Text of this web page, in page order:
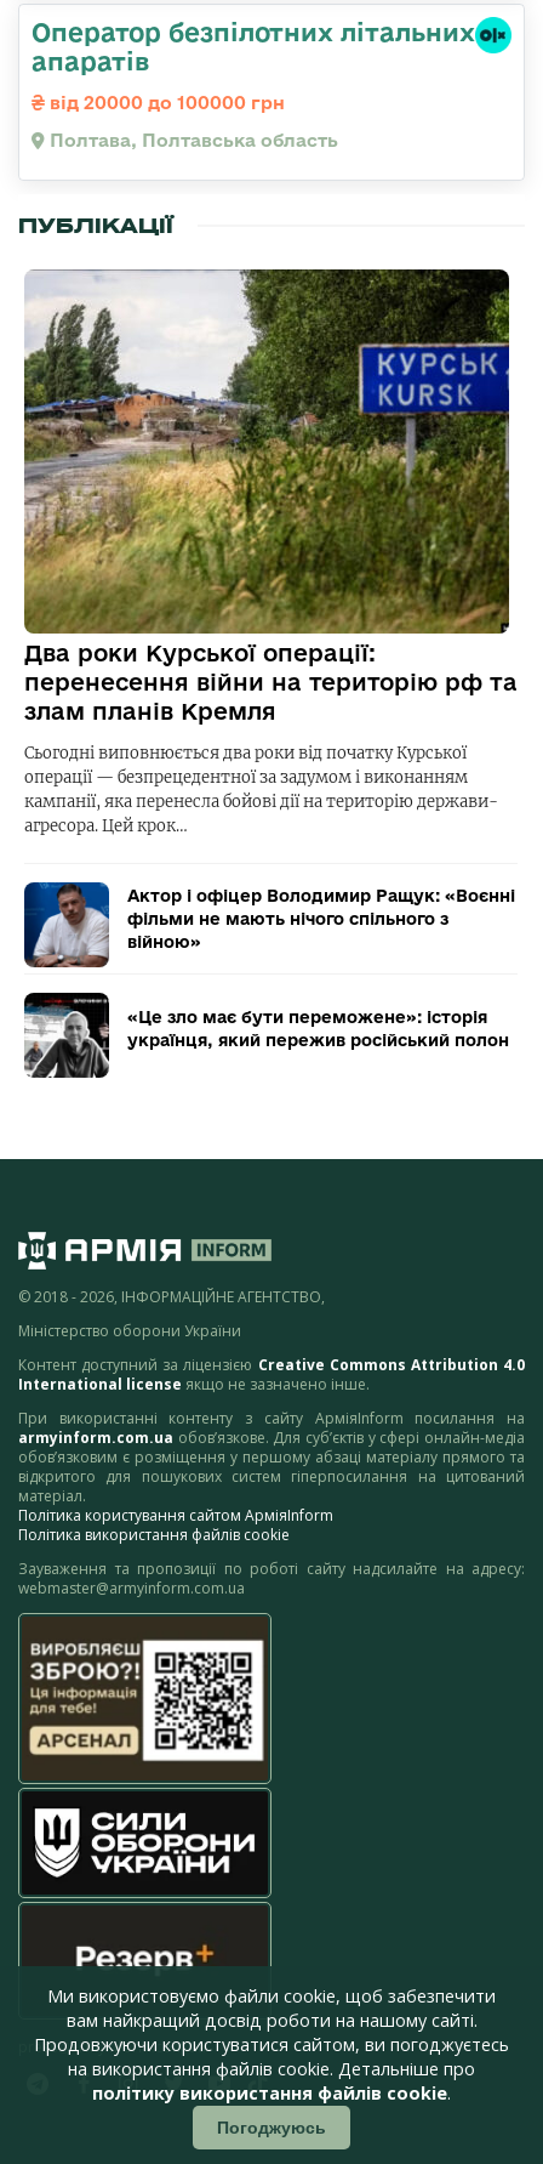
Оператор безпілотних літальних
апаратів
від 20000 до 100000 грн
Полтава, Полтавська область
ПУБЛІКАЦІЇ
Два роки Курської операції:
перенесення війни на територію рф та
злам планів Кремля
Сьогодні виповнюється два роки від початку Курської
операції — безпрецедентної за задумом і виконанням
кампанії, яка перенесла бойові дії на територію держави-
агресора. Цей крок…
Актор і офіцер Володимир Ращук: «Воєнні
фільми не мають нічого спільного з
війною»
«Це зло має бути переможене»: історія
українця, який пережив російський полон
© 2018 - 2026, ІНФОРМАЦІЙНЕ АГЕНТСТВО,
Міністерство оборони України
Контент доступний за ліцензією Creative Commons Attribution 4.0
International license якщо не зазначено інше.
При використанні контенту з сайту АрміяInform посилання на
armyinform.com.ua обов’язкове. Для суб’єктів у сфері онлайн-медіа
обов’язковим є розміщення у першому абзаці матеріалу прямого та
відкритого для пошукових систем гіперпосилання на цитований
матеріал.
Політика користування сайтом АрміяInform
Політика використання файлів cookie
Зауваження та пропозиції по роботі сайту надсилайте на адресу:
webmaster@armyinform.com.ua
press@armyinform.com.ua
Ми використовуємо файли cookie, щоб забезпечити
вам найкращий досвід роботи на нашому сайті.
Продовжуючи користуватися сайтом, ви погоджуєтесь
на використання файлів cookie. Детальніше про
політику використання файлів cookie.
Погоджуюсь